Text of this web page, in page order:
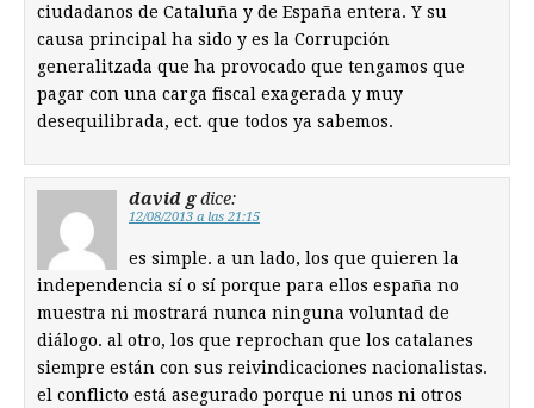
ciudadanos de Cataluña y de España entera. Y su
causa principal ha sido y es la Corrupción
generalitzada que ha provocado que tengamos que
pagar con una carga fiscal exagerada y muy
desequilibrada, ect. que todos ya sabemos.
david g dice:
12/08/2013 a las 21:15
es simple. a un lado, los que quieren la
independencia sí o sí porque para ellos españa no
muestra ni mostrará nunca ninguna voluntad de
diálogo. al otro, los que reprochan que los catalanes
siempre están con sus reivindicaciones nacionalistas.
el conflicto está asegurado porque ni unos ni otros